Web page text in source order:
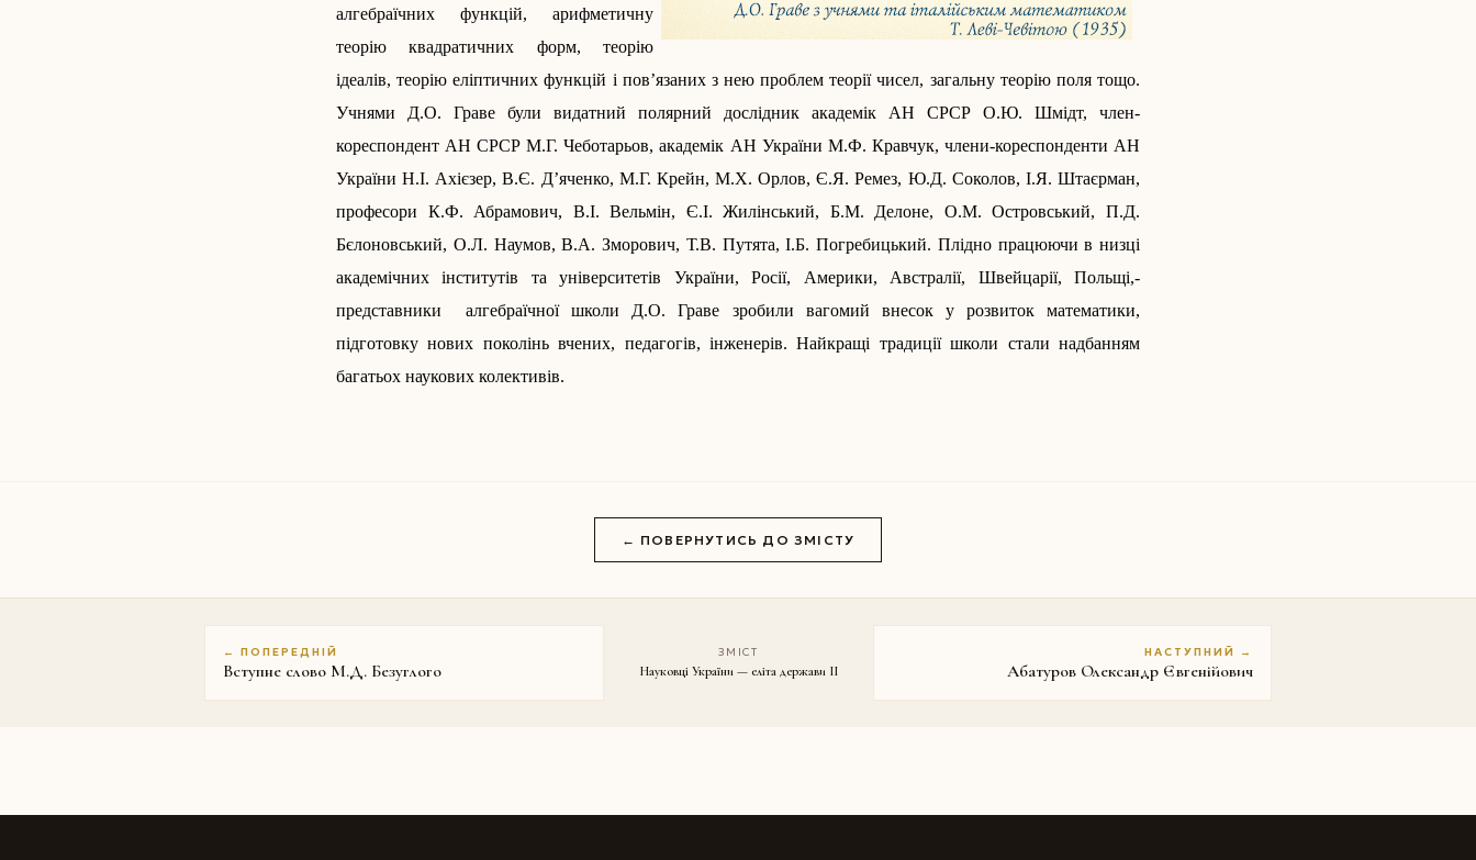
алгебраїчних функцій, арифметичну
теорію квадратичних форм, теорію
ідеалів, теорію еліптичних функцій і пов’язаних з нею проблем теорії чисел, загальну теорію поля тощо.
Учнями Д.О. Граве були видатний полярний дослідник академік АН СРСР О.Ю. Шмідт, член-
кореспондент АН СРСР М.Г. Чеботарьов, академік АН України М.Ф. Кравчук, члени-кореспонденти АН
України Н.І. Ахієзер, В.Є. Д’яченко, М.Г. Крейн, М.Х. Орлов, ­Є.Я. Ремез, Ю.Д. Соколов, І.Я. Штаєрман,
професори К.Ф. Абрамович, В.І. Вельмін, Є.І. Жилінський, Б.М. Делоне, О.М. Островський, П.Д.
Бєлоновський, О.Л. Наумов, В.А. Зморович, Т.В. Путята, І.Б. Погребицький. Плідно працюючи в низці
академічних інститутів та університетів України, Росії, Америки, Австралії, Швей­царії, Поль­щі,­
представники ­ ал­гебраїчної школи Д.О. Граве зробили вагомий внесок у розвиток математики,
підготовку нових поко­лінь вчених, педагогів, ­інженерів. Найкращі традиції школи стали надбанням
багатьох наукових коле­ктивів.
← ПОВЕРНУТИСЬ ДО ЗМІСТУ
← ПОПЕРЕДНІЙ
Вступне слово М.Д. Безуглого
ЗМІСТ
Науковці України — еліта держави II
НАСТУПНИЙ →
Абатуров Олександр Євгенійович